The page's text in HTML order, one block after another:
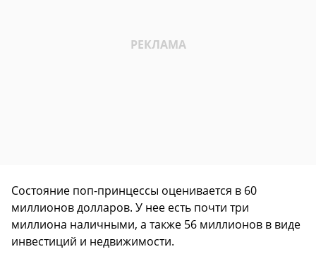
Состояние поп-принцессы оценивается в 60
миллионов долларов. У нее есть почти три
миллиона наличными, а также 56 миллионов в виде
инвестиций и недвижимости.